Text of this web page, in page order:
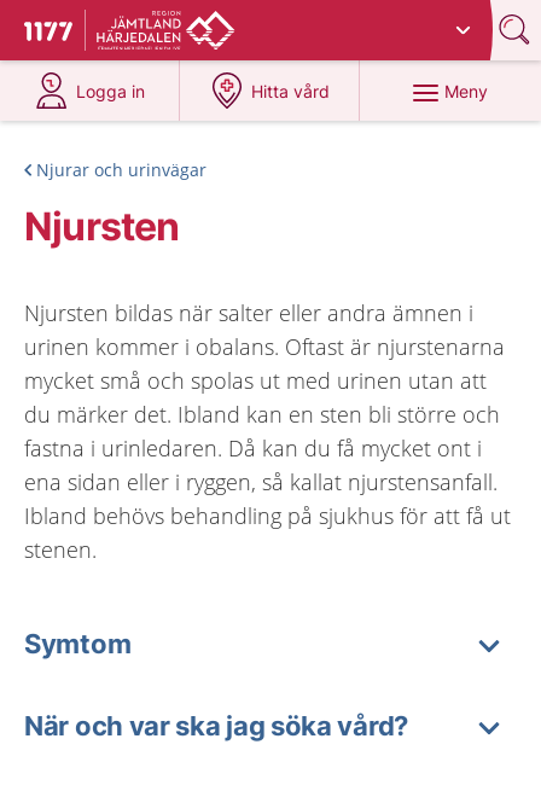
Till startsidan för 1177
Du har valt region
Logga in
på 1177.se
Hitta vård
på 1177.se
Meny
Njurar och urinvägar
Njursten
Njursten bildas när salter eller andra ämnen i
urinen kommer i obalans. Oftast är njurstenarna
mycket små och spolas ut med urinen utan att
du märker det. Ibland kan en sten bli större och
fastna i urinledaren. Då kan du få mycket ont i
ena sidan eller i ryggen, så kallat njurstensanfall.
Ibland behövs behandling på sjukhus för att få ut
stenen.
Symtom
När och var ska jag söka vård?